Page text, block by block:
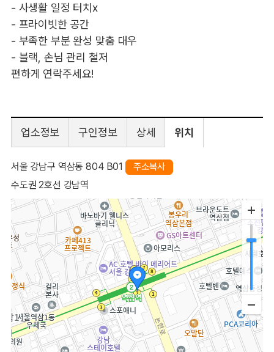
- 사생활 일정 터치x
- 프라이빗한 공간
- 부족한 부분 완성 맞춤 대우
- 블랙, 손님 관리 철저
편하게 연락주세요!
업소정보 구인정보 상세 위치
서울 강남구 역삼동 804 B01 주소복사
수도권 2호선 강남역